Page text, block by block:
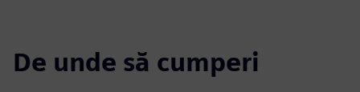
De unde să cumperi